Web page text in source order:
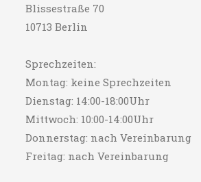
Blissestraße 70
10713 Berlin
Sprechzeiten:
Montag: keine Sprechzeiten
Dienstag: 14:00-18:00Uhr
Mittwoch: 10:00-14:00Uhr
Donnerstag: nach Vereinbarung
Freitag: nach Vereinbarung